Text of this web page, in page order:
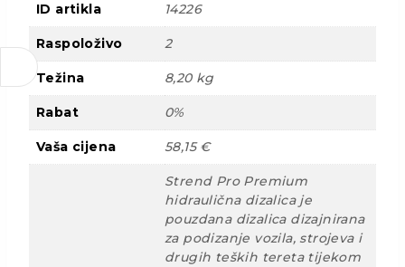
ID artikla 14226
Raspoloživo 2
Težina 8,20 kg
Rabat 0%
Vaša cijena 58,15 €
Strend Pro Premium
hidraulična dizalica je
pouzdana dizalica dizajnirana
za podizanje vozila, strojeva i
drugih teških tereta tijekom